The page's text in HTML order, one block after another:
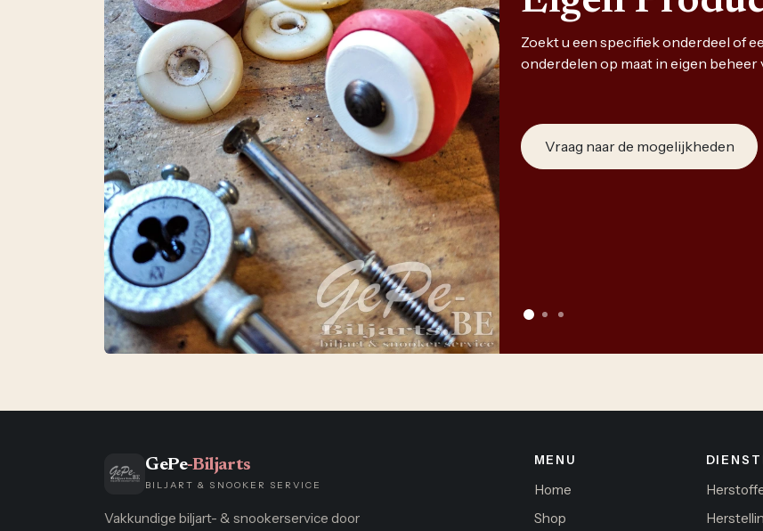
Zoekt u een specifiek onderdeel of
onderdelen op maat in eigen
Vraag naar de mogelijkheden
GePe-Biljarts
BILJART & SNOOKER SERVICE
Vakkundige biljart- & snookerservice door
MENU
Home
Shop